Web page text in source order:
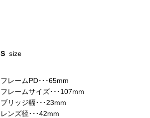
S size
フレームPD･･･65mm
フレームサイズ･･･107mm
ブリッジ幅･･･23mm
レンズ径･･･42mm